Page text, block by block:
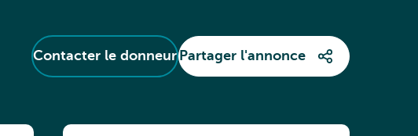
Contacter le donneur Partager l'annonce